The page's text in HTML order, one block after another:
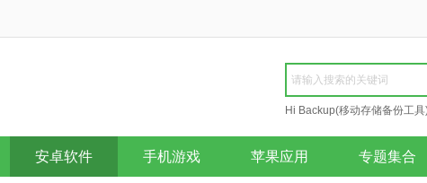
Hi Backup(移动存储备份工具
Repair
安卓软件 手机游戏 苹果应用 专题集合